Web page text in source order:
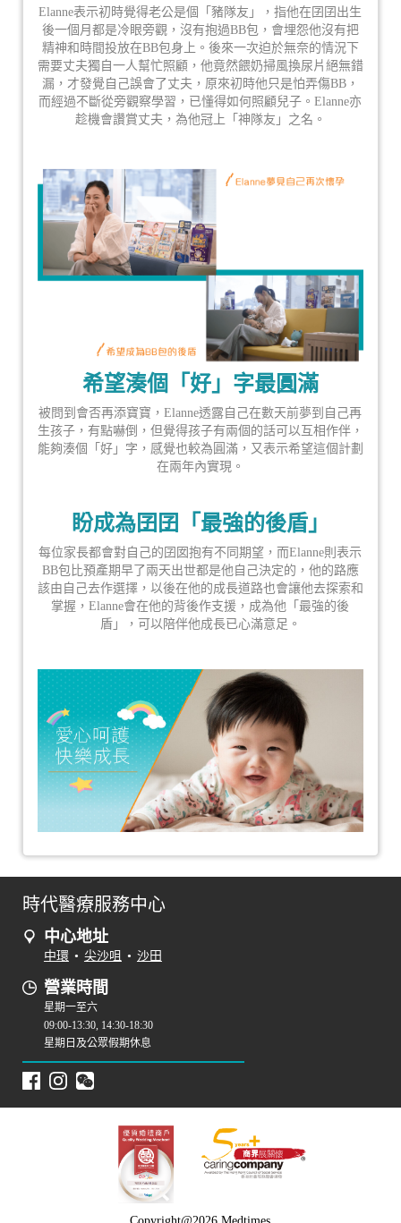
Elanne表示初時覺得老公是個「豬隊友」，指他在囝囝出生
後一個月都是冷眼旁觀，沒有抱過BB包，會埋怨他沒有把
精神和時間投放在BB包身上。後來一次迫於無奈的情況下
需要丈夫獨自一人幫忙照顧，他竟然餵奶掃風換尿片絕無錯
漏，才發覺自己誤會了丈夫，原來初時他只是怕弄傷BB，
而經過不斷從旁觀察學習，已懂得如何照顧兒子。Elanne亦
趁機會讚賞丈夫，為他冠上「神隊友」之名。
希望湊個「好」字最圓滿
被問到會否再添寶寶，Elanne透露自己在數天前夢到自己再
生孩子，有點嚇倒，但覺得孩子有兩個的話可以互相作伴，
能夠湊個「好」字，感覺也較為圓滿，又表示希望這個計劃
在兩年內實現。
盼成為囝囝「最強的後盾」
每位家長都會對自己的囝囡抱有不同期望，而Elanne則表示
BB包比預產期早了兩天出世都是他自己決定的，他的路應
該由自己去作選擇，以後在他的成長道路也會讓他去探索和
掌握，Elanne會在他的背後作支援，成為他「最強的後
盾」，可以陪伴他成長已心滿意足。
時代醫療服務中心
中心地址
中環 • 尖沙咀 • 沙田
營業時間
星期一至六
09:00-13:30, 14:30-18:30
星期日及公眾假期休息